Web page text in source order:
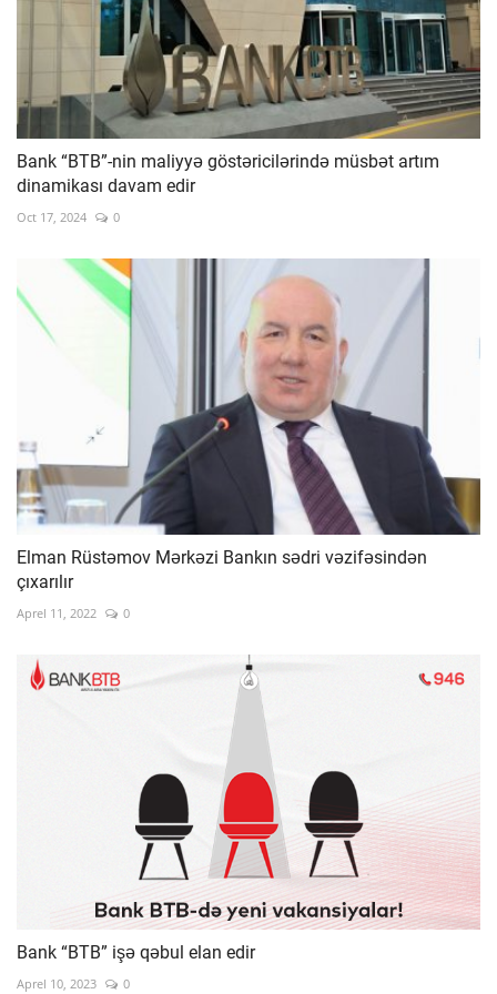
Bank “BTB”-nin maliyyə göstəricilərində müsbət artım
dinamikası davam edir
Oct 17, 2024 0
Elman Rüstəmov Mərkəzi Bankın sədri vəzifəsindən
çıxarılır
Aprel 11, 2022 0
Bank “BTB” işə qəbul elan edir
Aprel 10, 2023 0